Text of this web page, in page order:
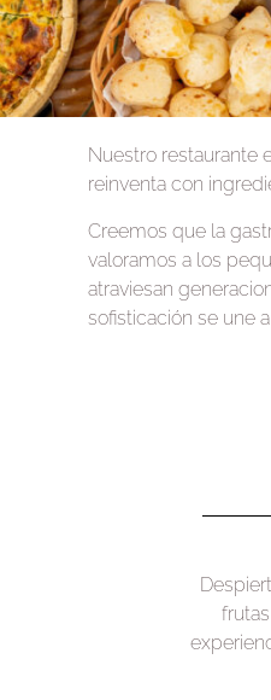
Nuestro restaurante
reinventa con
Creemos que la
valoramos a los
atraviesan
sofisticación se une